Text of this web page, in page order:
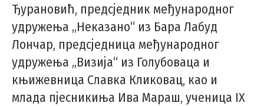
Ђурановић, предсједник међународног
удружења „Некaзано“ из Бара Лабуд
Лончар, предсједница међународног
удружења „Визија“ из Голубоваца и
књижевница Славка Кликовац, као и
млада пјесникиња Ива Мараш, ученица IX